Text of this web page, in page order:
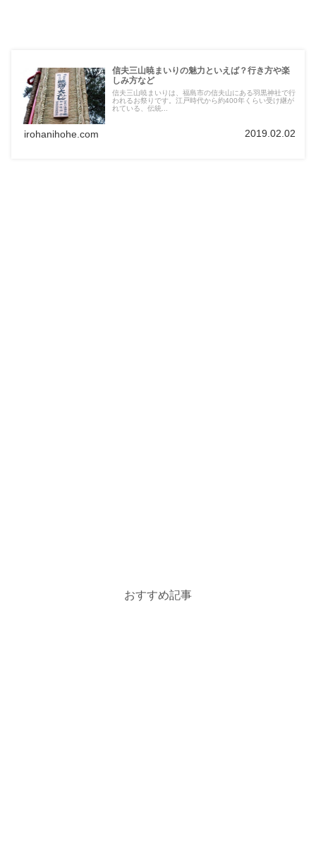
信夫三山暁まいりの魅力といえば？行き方や楽
しみ方など
信夫三山暁まいりは、福島市の信夫山にある羽黒神社で行
われるお祭りです。江戸時代から約400年くらい受け継が
れている、伝統...
irohanihohe.com 2019.02.02
おすすめ記事